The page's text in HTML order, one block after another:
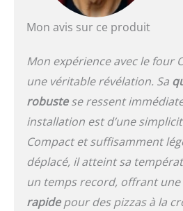
visibilité
°C en
four a
cuisson
de
de 15
des
et
Mon avis sur ce produit
Mon expérience avec le four
une véritable révélation. Sa
robustese ressent
installation est d’une
Compact et suffisamment
déplacé, il atteint sa
un temps record, offrant une
rapidepour des pizzas à la